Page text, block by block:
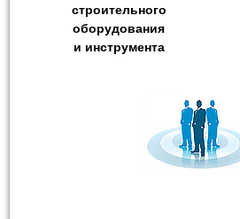
строительного
оборудования
и инструмента